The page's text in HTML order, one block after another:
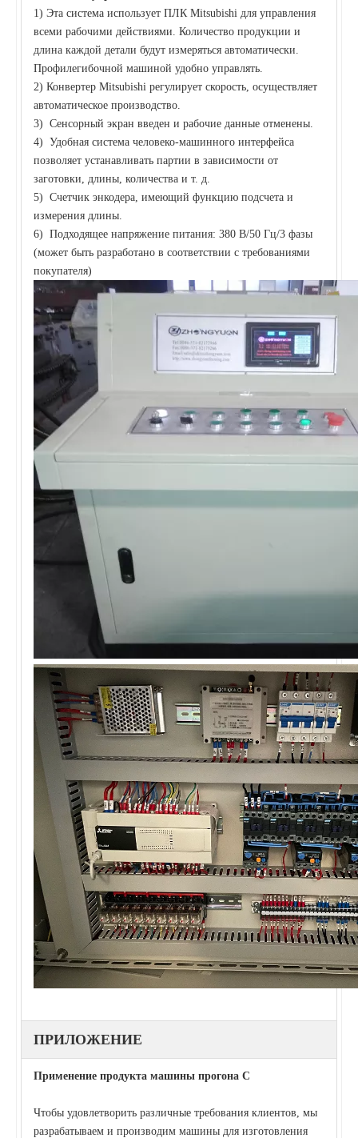
1) Эта система использует ПЛК Mitsubishi для управления
всеми рабочими действиями. Количество продукции и
длина каждой детали будут измеряться автоматически.
Профилегибочной машиной удобно управлять.
2) Конвертер Mitsubishi регулирует скорость, осуществляет
автоматическое производство.
3) Сенсорный экран введен и рабочие данные отменены.
4) Удобная система человеко-машинного интерфейса
позволяет устанавливать партии в зависимости от
заготовки, длины, количества и т. д.
5) Счетчик энкодера, имеющий функцию подсчета и
измерения длины.
6) Подходящее напряжение питания: 380 В/50 Гц/3 фазы
(может быть разработано в соответствии с требованиями
покупателя)
ПРИЛОЖЕНИЕ
Применение продукта машины прогона C
Чтобы удовлетворить различные требования клиентов, мы
разрабатываем и производим машины для изготовления